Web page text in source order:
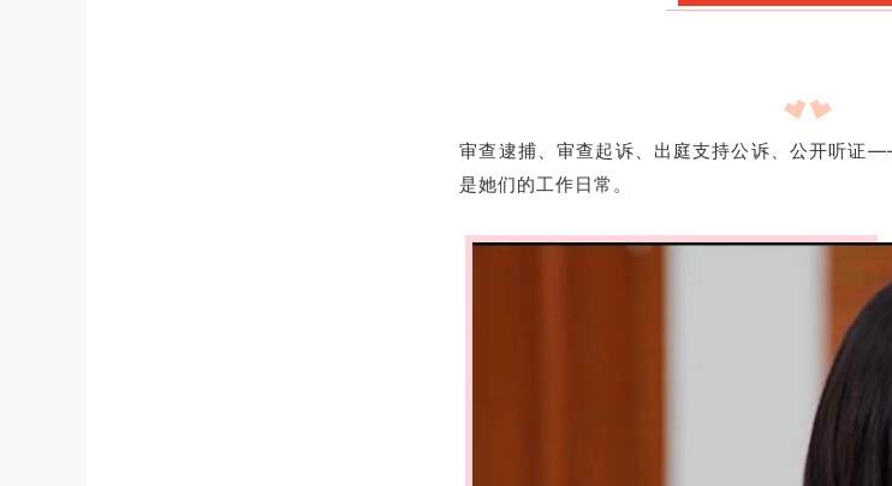
审查逮捕、审查起诉、出庭支持公诉、公开听证
是她们的工作日常。